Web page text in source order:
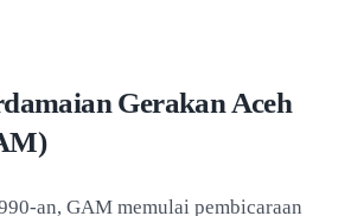
Gerakan Aceh
an, GAM memulai pembicaraan